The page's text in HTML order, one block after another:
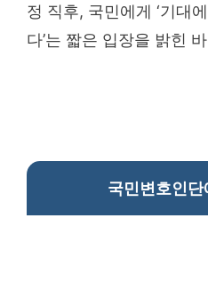
정 직후, 국민에게 ‘기대
다’는 짧은 입장을 밝힌
국민변호인